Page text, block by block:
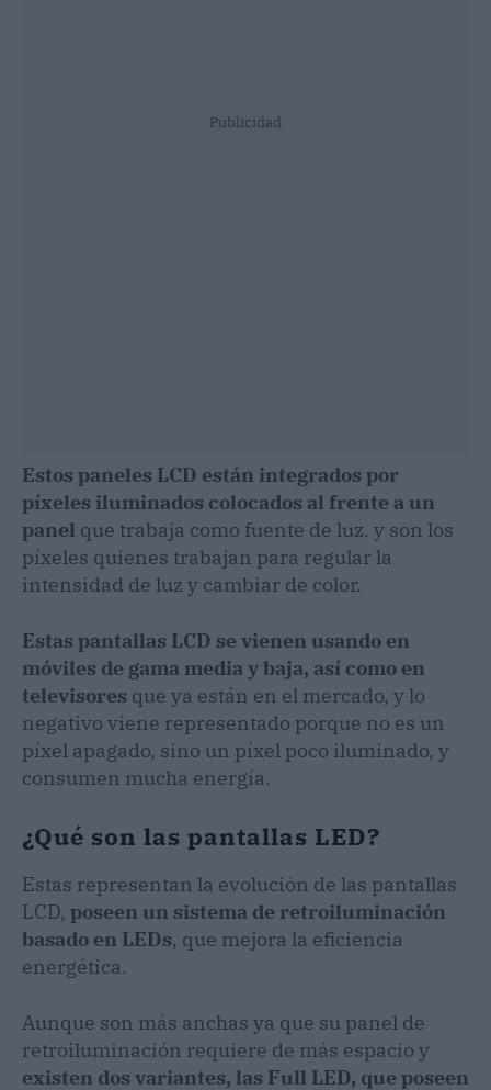
Publicidad
Estos paneles LCD están integrados por
píxeles iluminados colocados al frente a un
panel que trabaja como fuente de luz. y son los
píxeles quienes trabajan para regular la
intensidad de luz y cambiar de color.
Estas pantallas LCD se vienen usando en
móviles de gama media y baja, así como en
televisores que ya están en el mercado, y lo
negativo viene representado porque no es un
píxel apagado, sino un píxel poco iluminado, y
consumen mucha energía.
¿Qué son las pantallas LED?
Estas representan la evolución de las pantallas
LCD, poseen un sistema de retroiluminación
basado en LEDs, que mejora la eficiencia
energética.
Aunque son más anchas ya que su panel de
retroiluminación requiere de más espacio y
existen dos variantes, las Full LED, que poseen